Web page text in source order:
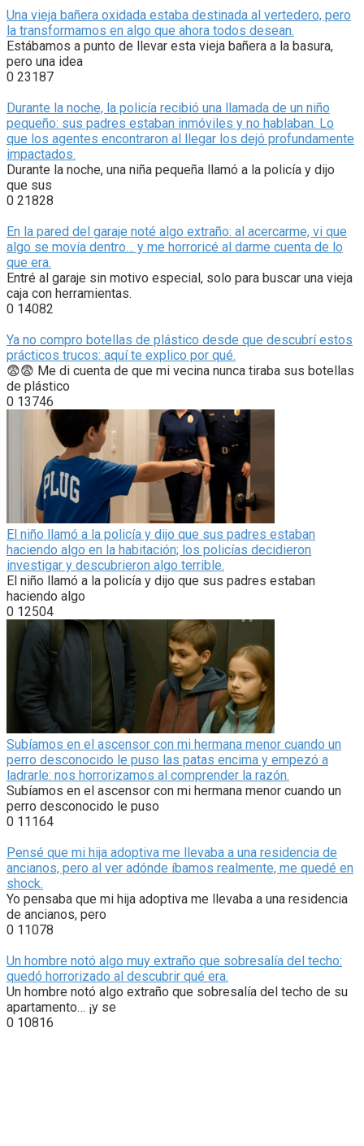
Una vieja bañera oxidada estaba destinada al vertedero, pero
la transformamos en algo que ahora todos desean.
Estábamos a punto de llevar esta vieja bañera a la basura,
pero una idea
0 23187
Durante la noche, la policía recibió una llamada de un niño
pequeño: sus padres estaban inmóviles y no hablaban. Lo
que los agentes encontraron al llegar los dejó profundamente
impactados.
Durante la noche, una niña pequeña llamó a la policía y dijo
que sus
0 21828
En la pared del garaje noté algo extraño: al acercarme, vi que
algo se movía dentro… y me horroricé al darme cuenta de lo
que era.
Entré al garaje sin motivo especial, solo para buscar una vieja
caja con herramientas.
0 14082
Ya no compro botellas de plástico desde que descubrí estos
prácticos trucos: aquí te explico por qué.
😨😨 Me di cuenta de que mi vecina nunca tiraba sus botellas
de plástico
0 13746
El niño llamó a la policía y dijo que sus padres estaban
haciendo algo en la habitación; los policías decidieron
investigar y descubrieron algo terrible.
El niño llamó a la policía y dijo que sus padres estaban
haciendo algo
0 12504
Subíamos en el ascensor con mi hermana menor cuando un
perro desconocido le puso las patas encima y empezó a
ladrarle: nos horrorizamos al comprender la razón.
Subíamos en el ascensor con mi hermana menor cuando un
perro desconocido le puso
0 11164
Pensé que mi hija adoptiva me llevaba a una residencia de
ancianos, pero al ver adónde íbamos realmente, me quedé en
shock.
Yo pensaba que mi hija adoptiva me llevaba a una residencia
de ancianos, pero
0 11078
Un hombre notó algo muy extraño que sobresalía del techo:
quedó horrorizado al descubrir qué era.
Un hombre notó algo extraño que sobresalía del techo de su
apartamento… ¡y se
0 10816